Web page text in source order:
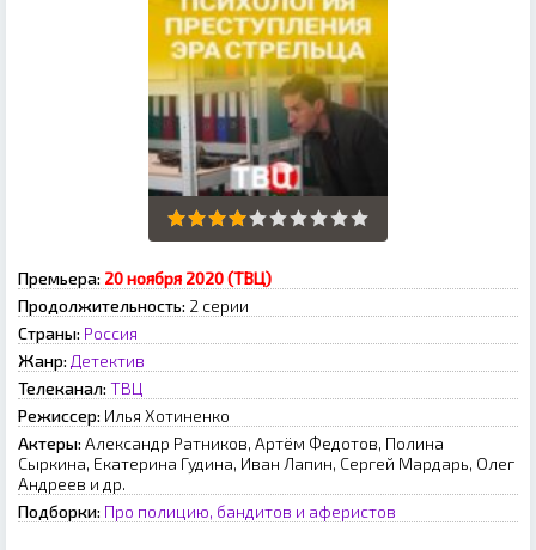
Премьера: 20 ноября 2020 (ТВЦ)
Продолжительность: 2 серии
Страны: Россия
Жанр: Детектив
Телеканал: ТВЦ
Режиссер: Илья Хотиненко
Актеры: Александр Ратников, Артём Федотов, Полина
Сыркина, Екатерина Гудина, Иван Лапин, Сергей Мардарь, Олег
Андреев и др.
Подборки: Про полицию, бандитов и аферистов